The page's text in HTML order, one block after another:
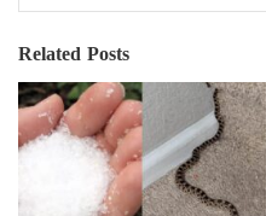
Related Posts